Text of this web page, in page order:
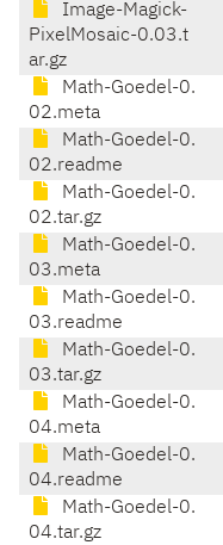
Image-Magick-
PixelMosaic-0.03.t
ar.gz
Math-Goedel-0.
02.meta
Math-Goedel-0.
02.readme
Math-Goedel-0.
02.tar.gz
Math-Goedel-0.
03.meta
Math-Goedel-0.
03.readme
Math-Goedel-0.
03.tar.gz
Math-Goedel-0.
04.meta
Math-Goedel-0.
04.readme
Math-Goedel-0.
04.tar.gz